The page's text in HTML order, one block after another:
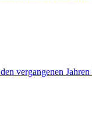
vergangenen